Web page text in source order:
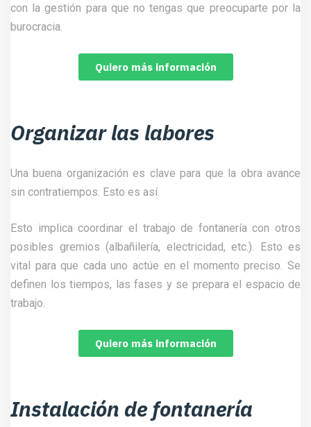
con la gestión para que no tengas que preocuparte por la
burocracia.
Quiero más información
Organizar las labores
Una buena organización es clave para que la obra avance
sin contratiempos. Esto es así.
Esto implica coordinar el trabajo de fontanería con otros
posibles gremios (albañilería, electricidad, etc.). Esto es
vital para que cada uno actúe en el momento preciso. Se
definen los tiempos, las fases y se prepara el espacio de
trabajo.
Quiero más información
Instalación de fontanería